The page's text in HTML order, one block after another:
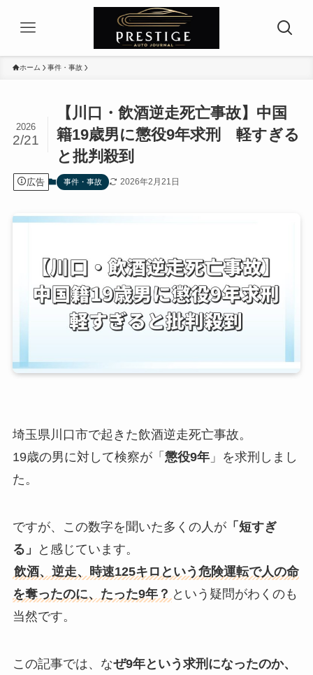
ホーム 事件・事故
【川口・飲酒逆走死亡事故】中国
籍19歳男に懲役9年求刑 軽すぎる
と批判殺到
2026
2/21
広告 事件・事故 2026年2月21日
埼玉県川口市で起きた飲酒逆走死亡事故。
19歳の男に対して検察が「 懲役9年」を求刑しまし
た。
ですが、この数字を聞いた多くの人が「短すぎ
る」
と感じています。
飲酒、逆走、時速125キロという危険運転で人の命
を奪ったのに、たった9年？ という疑問がわくのも
当然です。
この記事では、なぜ9年という求刑になったのか、